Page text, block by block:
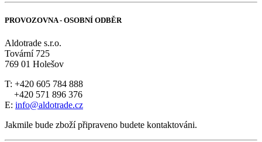
PROVOZOVNA - OSOBNÍ ODBĚR
Aldotrade s.r.o.
Tovární 725
769 01 Holešov
T: +420 605 784 888
+420 571 896 376
E: info@aldotrade.cz
Jakmile bude zboží připraveno budete kontaktováni.